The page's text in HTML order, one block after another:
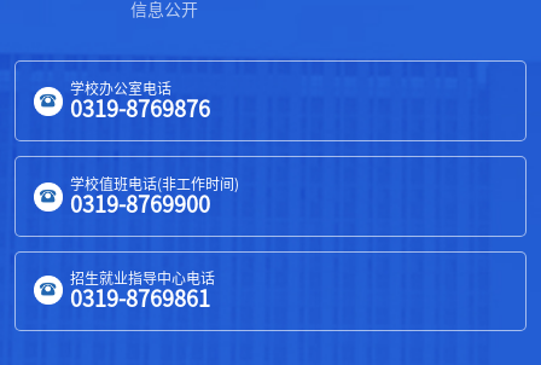
信息公开
学校办公室电话
0319-8769876
学校值班电话(非工作时间)
0319-8769900
招生就业指导中心电话
0319-8769861